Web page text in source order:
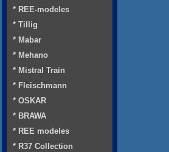
* REE-modeles
* Tillig
* Mabar
* Mehano
* Mistral Train
* Fleischmann
* OSKAR
* BRAWA
* REE modeles
* R37 Collection